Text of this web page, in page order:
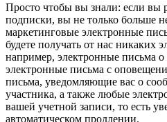
Просто чтобы вы знали: если вы
подписки, вы не только больше
маркетинговые электронные
будете получать от нас никаких
например, электронные письма
электронные письма с
письма, уведомляющие вас о
участника, а также любые
вашей учетной записи, то есть
автоматическом продлении.